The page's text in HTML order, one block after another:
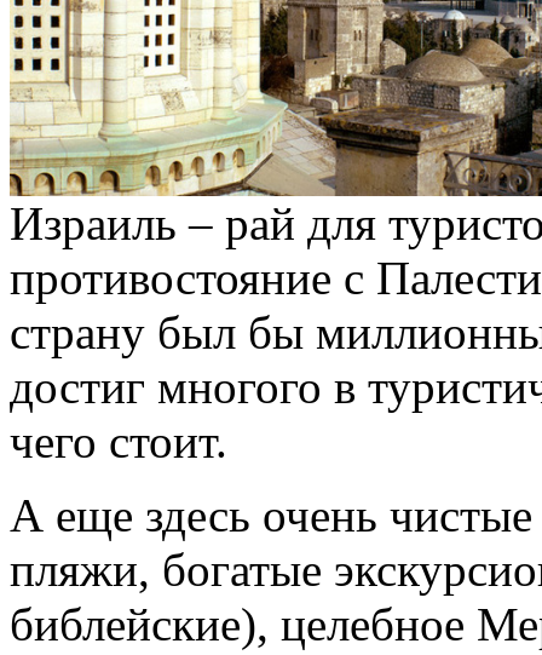
Израиль – рай для
противостояние с
страну был бы
достиг многого в
чего стоит.
А еще здесь очень
пляжи, богатые
библейские), целебное